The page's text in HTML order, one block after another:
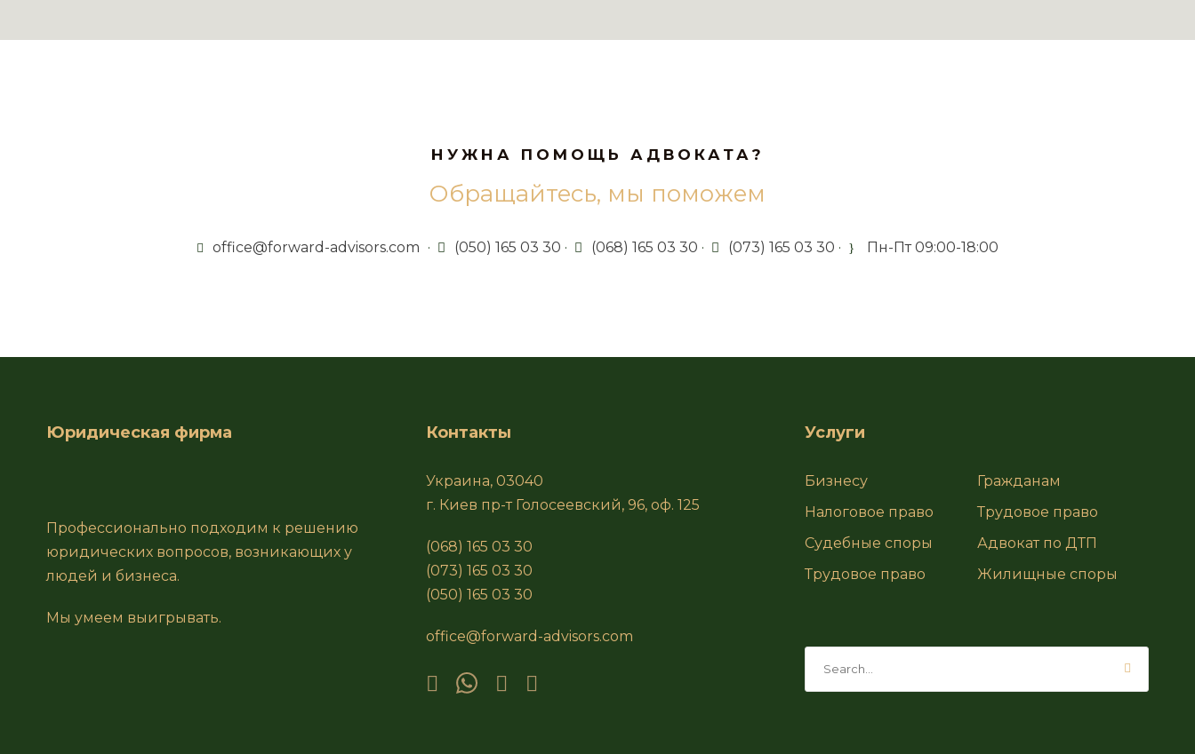
НУЖНА ПОМОЩЬ АДВОКАТА?
Обращайтесь, мы поможем
office@forward-advisors.com · (050) 165 03 30 · (068) 165 03 30 · (073) 165 03 30 · Пн-Пт 09:00-18:00
Юридическая фирма
Профессионально подходим к решению
юридических вопросов, возникающих у
людей и бизнеса.
Мы умеем выигрывать.
Контакты
Украина, 03040
г. Киев пр-т Голосеевский, 96, оф. 125
(068) 165 03 30
(073) 165 03 30
(050) 165 03 30
office@forward-advisors.com
Услуги
Бизнесу
Гражданам
Налоговое право
Трудовое право
Судебные споры
Адвокат по ДТП
Трудовое право
Жилищные споры